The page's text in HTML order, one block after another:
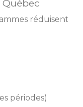
réduisent
périodes)